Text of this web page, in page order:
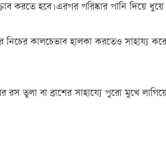
করতে হবে। এরপর পরিষ্কার পানি দিয়ে
কালচেভাব হালকা করতেও সাহায্য
তুলা বা ব্রাশের সাহায্যে পুরো মুখে